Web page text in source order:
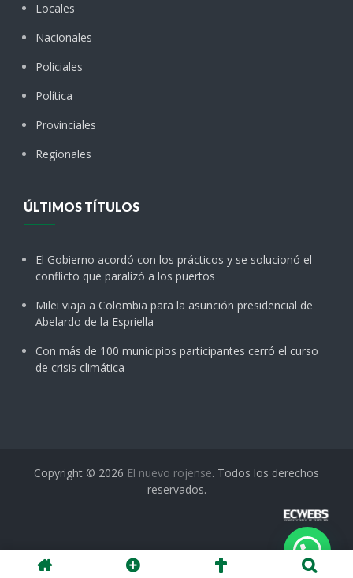
Locales
Nacionales
Policiales
Política
Provinciales
Regionales
ÚLTIMOS TÍTULOS
El Gobierno acordó con los prácticos y se solucionó el
conflicto que paralizó a los puertos
Milei viaja a Colombia para la asunción presidencial de
Abelardo de la Espriella
Con más de 100 municipios participantes cerró el curso
de crisis climática
Copyright © 2026 El nuevo rojense. Todos los derechos
reservados.